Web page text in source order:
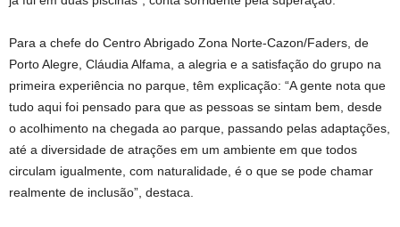
Para a chefe do Centro Abrigado Zona Norte-Cazon/Faders, de
Porto Alegre, Cláudia Alfama, a alegria e a satisfação do grupo na
primeira experiência no parque, têm explicação: “A gente nota que
tudo aqui foi pensado para que as pessoas se sintam bem, desde
o acolhimento na chegada ao parque, passando pelas adaptações,
até a diversidade de atrações em um ambiente em que todos
circulam igualmente, com naturalidade, é o que se pode chamar
realmente de inclusão”, destaca.